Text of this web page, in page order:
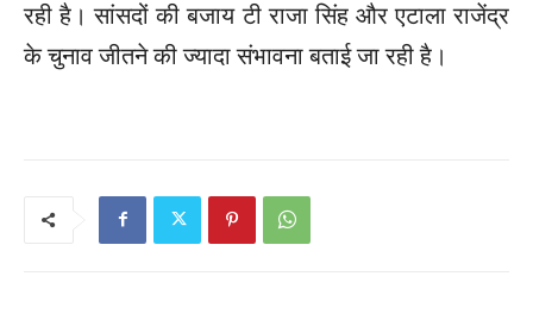
रही है। सांसदों की बजाय टी राजा सिंह और एटाला राजेंद्र
के चुनाव जीतने की ज्यादा संभावना बताई जा रही है।